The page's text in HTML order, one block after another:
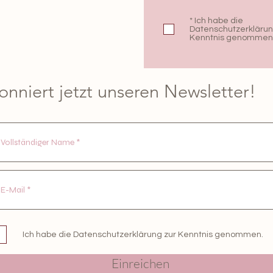
* Ich habe die
Kenntnis
jetzt unseren Newsletter!
Ich habe die Datenschutzerklärung zur Kenntnis genommen.
Einreichen